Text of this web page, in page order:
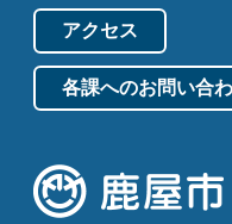
アクセス
各課へのお問い合